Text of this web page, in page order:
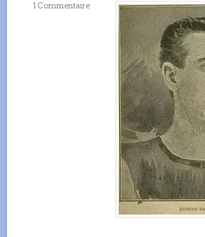
1 Commentaire